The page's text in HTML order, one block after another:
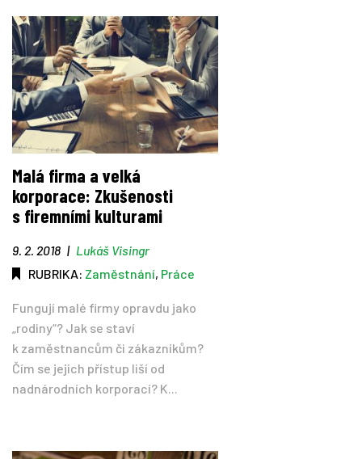
Malá firma a velká
korporace: Zkušenosti
s firemními kulturami
9. 2. 2018 | Lukáš Visingr
RUBRIKA: Zaměstnání, Práce
Fungují malé firmy opravdu jako
„rodiny“? Jak se staví
k zaměstnancům či zákazníkům?
Čím se jejich přístup liší od
nadnárodních korporací? K...